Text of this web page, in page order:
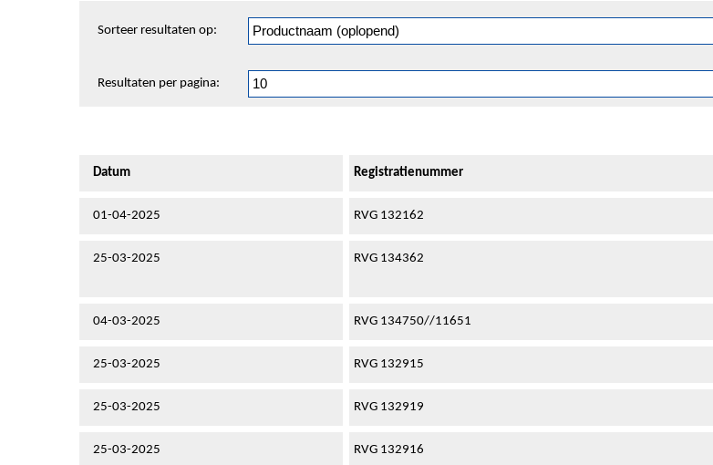
en
Sorteer resultaten op:
Resultaten per pagina:
Datum Registratienummer
01-04-2025 RVG 132162
25-03-2025 RVG 134362
04-03-2025 RVG 134750//11651
25-03-2025 RVG 132915
25-03-2025 RVG 132919
25-03-2025 RVG 132916